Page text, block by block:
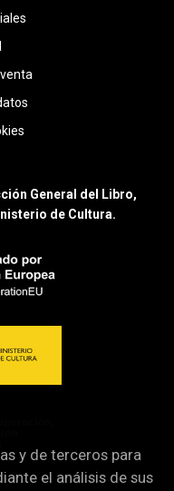
General del Libro,
de Cultura.
y de terceros para
el análisis de sus